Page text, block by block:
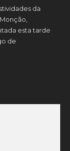
da
esta tarde
de